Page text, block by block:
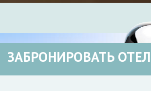
ЗАБРОНИРОВАТЬ